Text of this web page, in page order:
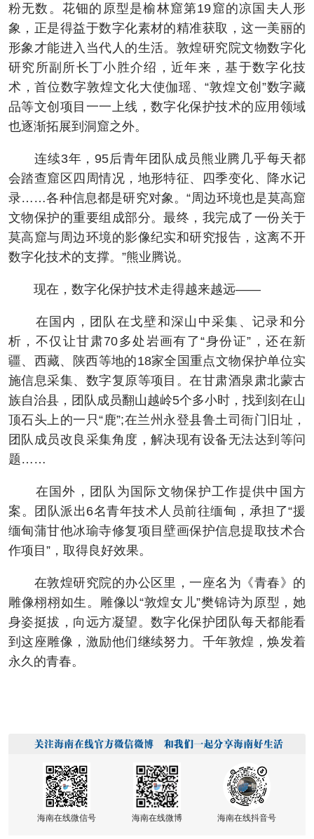
粉无数。花钿的原型是榆林窟第19窟的凉国夫人形
象，正是得益于数字化素材的精准获取，这一美丽的
形象才能进入当代人的生活。敦煌研究院文物数字化
研究所副所长丁小胜介绍，近年来，基于数字化技
术，首位数字敦煌文化大使伽瑶、“敦煌文创”数字藏
品等文创项目一一上线，数字化保护技术的应用领域
也逐渐拓展到洞窟之外。
连续3年，95后青年团队成员熊业腾几乎每天都
会踏查窟区四周情况，地形特征、四季变化、降水记
录……各种信息都是研究对象。“周边环境也是莫高窟
文物保护的重要组成部分。最终，我完成了一份关于
莫高窟与周边环境的影像纪实和研究报告，这离不开
数字化技术的支撑。”熊业腾说。
现在，数字化保护技术走得越来越远——
在国内，团队在戈壁和深山中采集、记录和分
析，不仅让甘肃70多处岩画有了“身份证”，还在新
疆、西藏、陕西等地的18家全国重点文物保护单位实
施信息采集、数字复原等项目。在甘肃酒泉肃北蒙古
族自治县，团队成员翻山越岭5个多小时，找到刻在山
顶石头上的一只“鹿”;在兰州永登县鲁土司衙门旧址，
团队成员改良采集角度，解决现有设备无法达到等问
题……
在国外，团队为国际文物保护工作提供中国方
案。团队派出6名青年技术人员前往缅甸，承担了“援
缅甸蒲甘他冰瑜寺修复项目壁画保护信息提取技术合
作项目”，取得良好效果。
在敦煌研究院的办公区里，一座名为《青春》的
雕像栩栩如生。雕像以“敦煌女儿”樊锦诗为原型，她
身姿挺拔，向远方凝望。数字化保护团队每天都能看
到这座雕像，激励他们继续努力。千年敦煌，焕发着
永久的青春。
海南在线微信号 海南在线微博 海南在线抖音号